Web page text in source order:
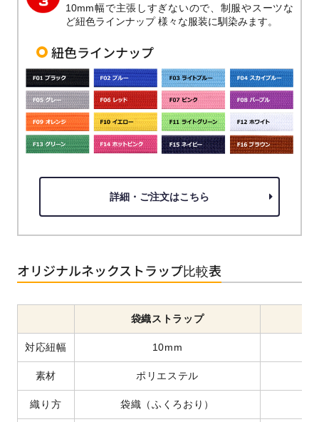
10mm幅で主張しすぎないので、制服やスーツな
ど紐色ラインナップ 様々な服装に馴染みます。
紐色ラインナップ
詳細・ご注文はこちら
オリジナルネックストラップ比較表
袋織ストラップ
対応紐幅 10mm
素材 ポリエステル
織り方 袋織（ふくろおり）